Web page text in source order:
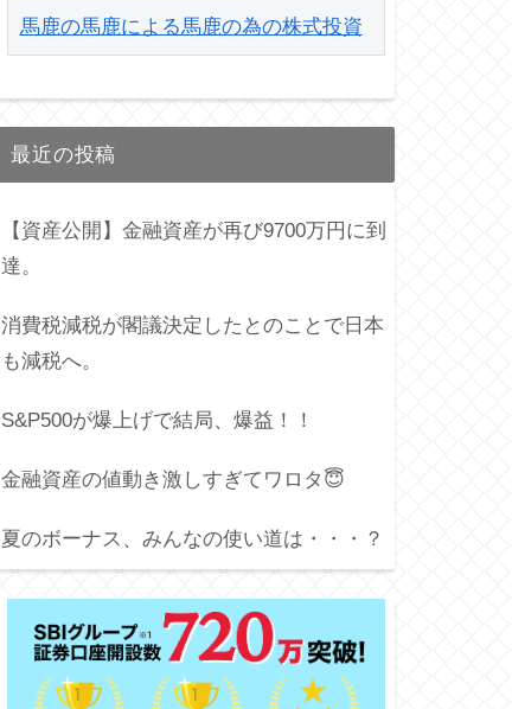
馬鹿の馬鹿による馬鹿の為の株式投資
最近の投稿
【資産公開】金融資産が再び9700万円に到
達。
消費税減税が閣議決定したとのことで日本
も減税へ。
S&P500が爆上げで結局、爆益！！
金融資産の値動き激しすぎてワロタ😇
夏のボーナス、みんなの使い道は・・・？